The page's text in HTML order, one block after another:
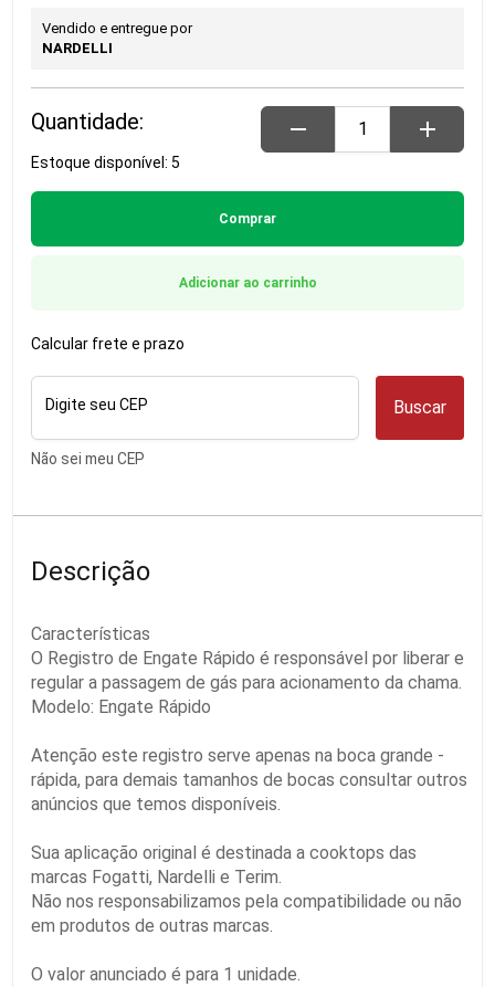
Vendido e entregue por
NARDELLI
Quantidade: remove add
Estoque disponível: 5
Comprar
Adicionar ao carrinho
Calcular frete e prazo
Digite seu CEP Buscar
Não sei meu CEP
Descrição
Características
O Registro de Engate Rápido é responsável por liberar e
regular a passagem de gás para acionamento da chama.
Modelo: Engate Rápido
Atenção este registro serve apenas na boca grande -
rápida, para demais tamanhos de bocas consultar outros
anúncios que temos disponíveis.
Sua aplicação original é destinada a cooktops das
marcas Fogatti, Nardelli e Terim.
Não nos responsabilizamos pela compatibilidade ou não
em produtos de outras marcas.
O valor anunciado é para 1 unidade.